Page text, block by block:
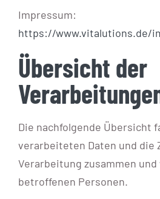
Impressum:
https://www.vitalutions.de/
Übersicht der
Die nachfolgende Übersicht
verarbeiteten Daten und die
Verarbeitung zusammen
betroffenen Personen.